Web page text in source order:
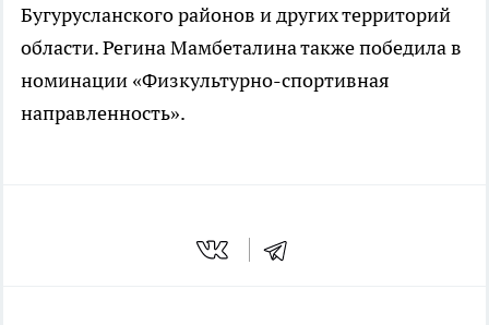
Бугурусланского районов и других территорий
области. Регина Мамбеталина также победила в
номинации «Физкультурно-спортивная
направленность».